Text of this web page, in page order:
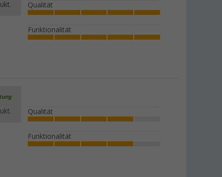
Qualität
Funktionalität
Qualität
Funktionalität